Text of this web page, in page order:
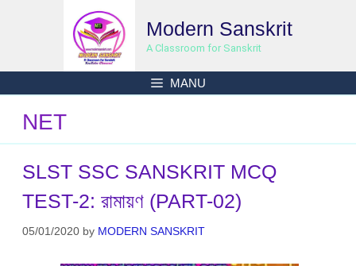
Modern Sanskrit
A Classroom for Sanskrit
MANU
NET
SLST SSC SANSKRIT MCQ
TEST-2: রামায়ণ (PART-02)
05/01/2020 by MODERN SANSKRIT